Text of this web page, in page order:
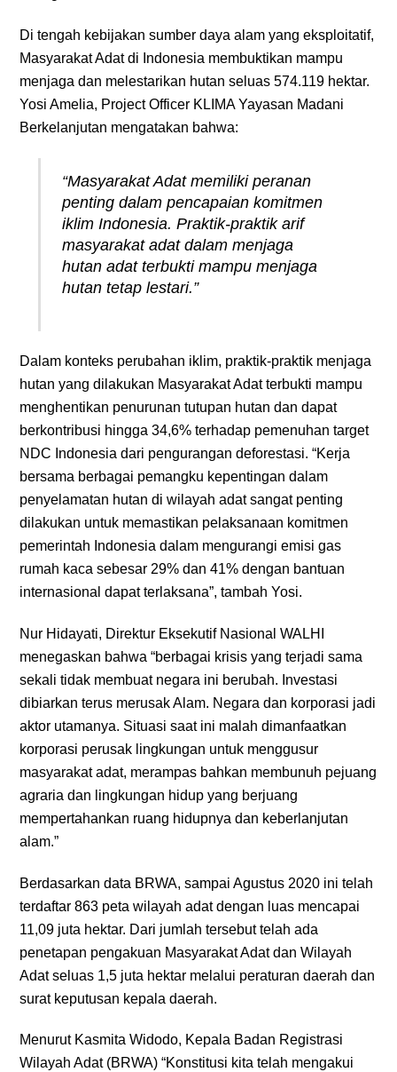
Di tengah kebijakan sumber daya alam yang eksploitatif,
Masyarakat Adat di Indonesia membuktikan mampu
menjaga dan melestarikan hutan seluas 574.119 hektar.
Yosi Amelia, Project Officer KLIMA Yayasan Madani
Berkelanjutan mengatakan bahwa:
“Masyarakat Adat memiliki peranan
penting dalam pencapaian komitmen
iklim Indonesia. Praktik-praktik arif
masyarakat adat dalam menjaga
hutan adat terbukti mampu menjaga
hutan tetap lestari.”
Dalam konteks perubahan iklim, praktik-praktik menjaga
hutan yang dilakukan Masyarakat Adat terbukti mampu
menghentikan penurunan tutupan hutan dan dapat
berkontribusi hingga 34,6% terhadap pemenuhan target
NDC Indonesia dari pengurangan deforestasi. “Kerja
bersama berbagai pemangku kepentingan dalam
penyelamatan hutan di wilayah adat sangat penting
dilakukan untuk memastikan pelaksanaan komitmen
pemerintah Indonesia dalam mengurangi emisi gas
rumah kaca sebesar 29% dan 41% dengan bantuan
internasional dapat terlaksana”, tambah Yosi.
Nur Hidayati, Direktur Eksekutif Nasional WALHI
menegaskan bahwa “berbagai krisis yang terjadi sama
sekali tidak membuat negara ini berubah. Investasi
dibiarkan terus merusak Alam. Negara dan korporasi jadi
aktor utamanya. Situasi saat ini malah dimanfaatkan
korporasi perusak lingkungan untuk menggusur
masyarakat adat, merampas bahkan membunuh pejuang
agraria dan lingkungan hidup yang berjuang
mempertahankan ruang hidupnya dan keberlanjutan
alam.”
Berdasarkan data BRWA, sampai Agustus 2020 ini telah
terdaftar 863 peta wilayah adat dengan luas mencapai
11,09 juta hektar. Dari jumlah tersebut telah ada
penetapan pengakuan Masyarakat Adat dan Wilayah
Adat seluas 1,5 juta hektar melalui peraturan daerah dan
surat keputusan kepala daerah.
Menurut Kasmita Widodo, Kepala Badan Registrasi
Wilayah Adat (BRWA) “Konstitusi kita telah mengakui